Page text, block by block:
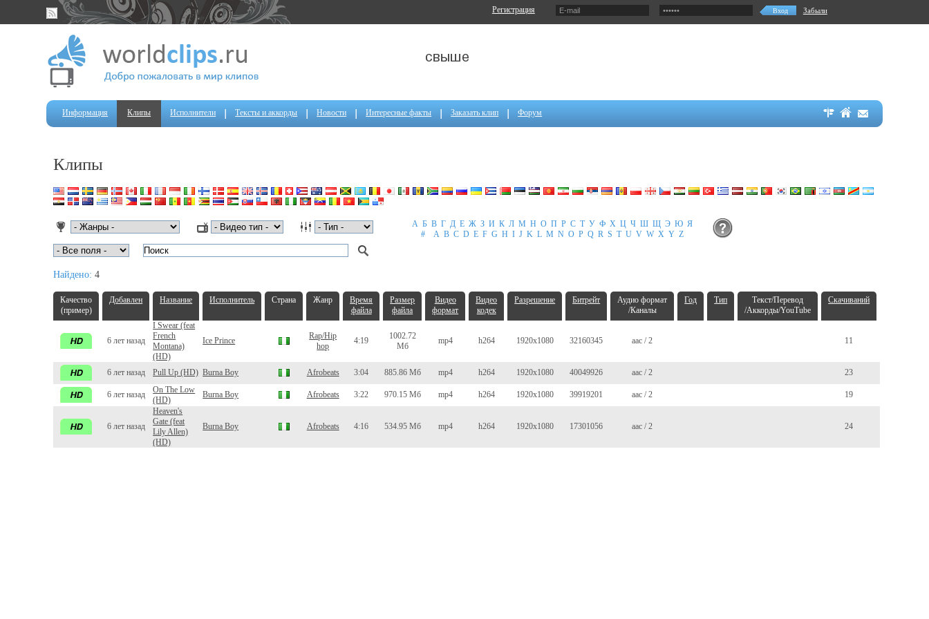
Регистрация Забыли
Информация Клипы Исполнители Тексты и аккорды Новости Интересные факты Заказать клип Форум
Клипы
А Б В Г Д Е Ж З И К Л М Н О П Р С Т У Ф Х Ц Ч Ш Щ Э Ю Я
#
A B C D E F G H I J K L M N O P Q R S T U V W X Y Z
Найдено: 4
Качество
(пример)
Добавлен Название Исполнитель Страна Жанр
Время
файла
Размер
файла
Видео
формат
Видео
кодек
Разрешение Битрейт
Аудио формат
/Каналы
Год Тип
Текст/Перевод
/Аккорды/YouTube
Скачиваний
6 лет назад
I Swear (feat
French
Montana)
(HD)
Ice Prince
Rap/Hip
hop
4:19
1002.72
Мб
mp4 h264 1920x1080 32160345 aac / 2 11
6 лет назад Pull Up (HD) Burna Boy Afrobeats 3:04 885.86 Мб mp4 h264 1920x1080 40049926 aac / 2 23
6 лет назад
On The Low
(HD)
Burna Boy Afrobeats 3:22 970.15 Мб mp4 h264 1920x1080 39919201 aac / 2 19
6 лет назад
Heaven's
Gate (feat
Lily Allen)
(HD)
Burna Boy Afrobeats 4:16 534.95 Мб mp4 h264 1920x1080 17301056 aac / 2 24